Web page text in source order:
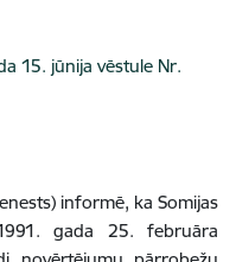
15. jūnija vēstule Nr.
informē, ka Somijas
gada 25. februāra